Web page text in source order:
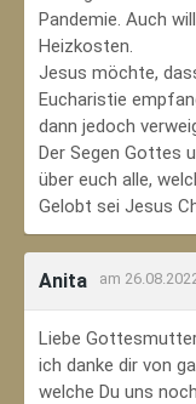
Pandemie. Auch
Heizkosten.
Jesus möchte,
Eucharistie
dann jedoch
Der Segen Gottes
über euch alle,
Gelobt sei Jesus
Anita am
Liebe
ich danke dir von
welche Du uns